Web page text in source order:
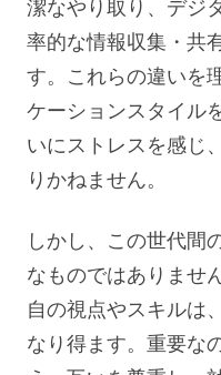
潔なやり取り、デジ
率的な情報収集・共
す。これらの違いを
ケーションスタイル
いにストレスを感じ
りかねません。
しかし、この世代間
なものではありませ
自の視点やスキルは
なり得ます。重要な